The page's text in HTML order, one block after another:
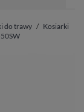
do trawy
Kosiarki